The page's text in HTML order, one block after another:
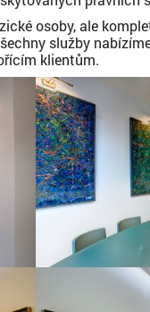
osoby, ale
služby
klientům.